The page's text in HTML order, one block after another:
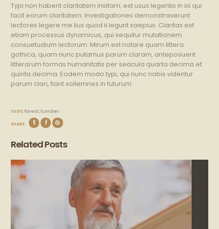
Typi non habent claritatem insitam; est usus legentis in iis qui
facit eorum claritatem. Investigationes demonstraverunt
lectores legere me lius quod ii legunt saepius. Claritas est
etiam processus dynamicus, qui sequitur mutationem
consuetudium lectorum. Mirum est notare quam littera
gothica, quam nunc putamus parum claram, anteposuerit
litterarum formas humanitatis per seacula quarta decima et
quinta decima. Eodem modo typi, qui nunc nobis videntur
parum clari, fiant sollemnes in futurum.
TAGS:forest, lumber
SHARE:
Related Posts